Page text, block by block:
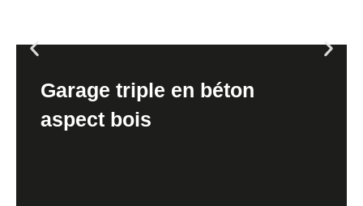
Garage triple en béton
aspect bois